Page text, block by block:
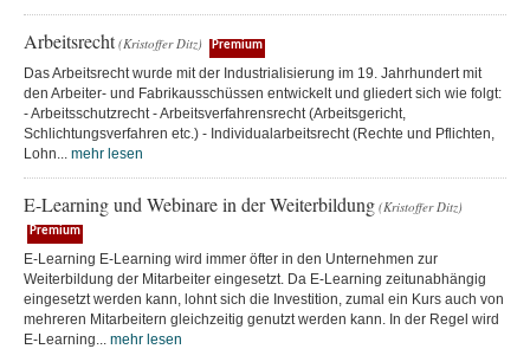
Arbeitsrecht (Kristoffer Ditz) Premium
Das Arbeitsrecht wurde mit der Industrialisierung im 19. Jahrhundert mit
den Arbeiter- und Fabrikausschüssen entwickelt und gliedert sich wie folgt:
- Arbeitsschutzrecht - Arbeitsverfahrensrecht (Arbeitsgericht,
Schlichtungsverfahren etc.) - Individualarbeitsrecht (Rechte und Pflichten,
Lohn... mehr lesen
E-Learning und Webinare in der Weiterbildung (Kristoffer Ditz)
Premium
E-Learning E-Learning wird immer öfter in den Unternehmen zur
Weiterbildung der Mitarbeiter eingesetzt. Da E-Learning zeitunabhängig
eingesetzt werden kann, lohnt sich die Investition, zumal ein Kurs auch von
mehreren Mitarbeitern gleichzeitig genutzt werden kann. In der Regel wird
E-Learning... mehr lesen